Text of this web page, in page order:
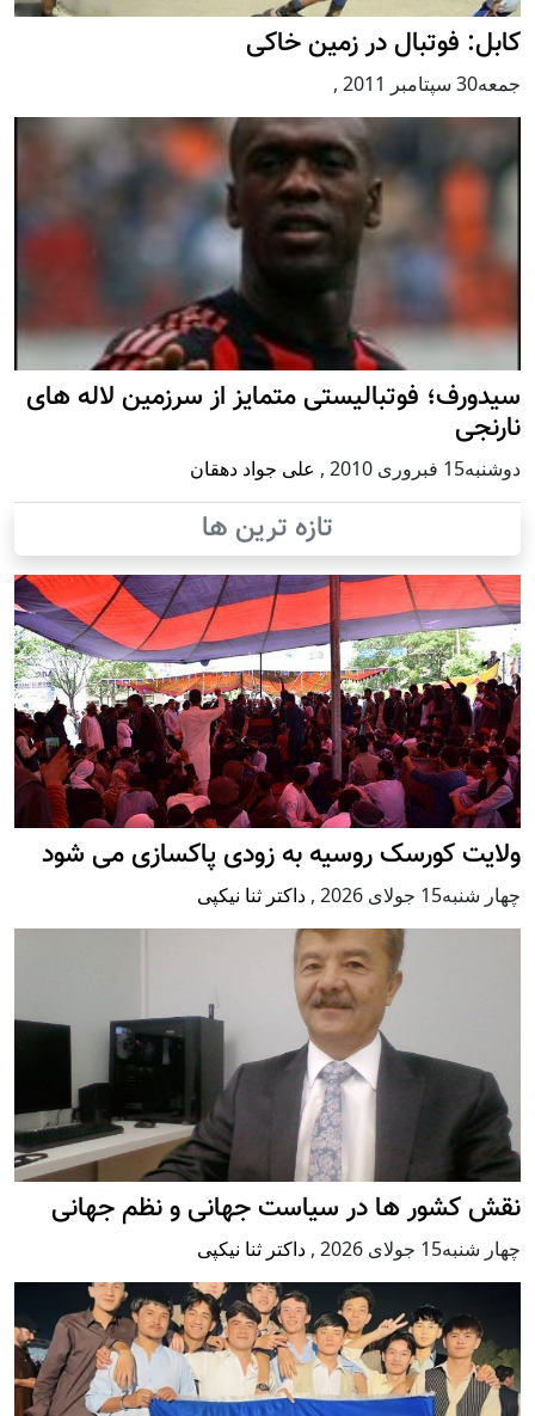
کابل: فوتبال در زمین خاکی
جمعه30 سپتامبر 2011 ,
سیدورف؛ فوتبالیستی متمایز از سرزمین لاله های
نارنجی
دوشنبه15 فبروری 2010 , علی جواد دهقان
تازه ترین ها
ولایت کورسک روسیه به زودی پاکسازی می شود
چهار شنبه15 جولای 2026 , داکتر ثنا نیکپی
نقش کشور ها در سیاست جهانی و نظم جهانی
چهار شنبه15 جولای 2026 , داکتر ثنا نیکپی